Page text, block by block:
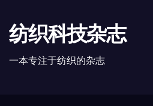
纺织科技杂志
一本专注于纺织的杂志